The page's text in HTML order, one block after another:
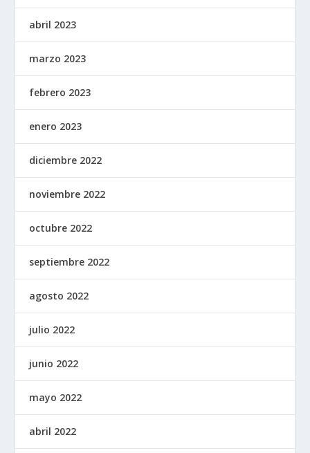
abril 2023
marzo 2023
febrero 2023
enero 2023
diciembre 2022
noviembre 2022
octubre 2022
septiembre 2022
agosto 2022
julio 2022
junio 2022
mayo 2022
abril 2022